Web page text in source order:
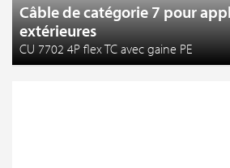
Câble de catégorie 7 pour
extérieures
CU 7702 4P flex TC avec gaine PE